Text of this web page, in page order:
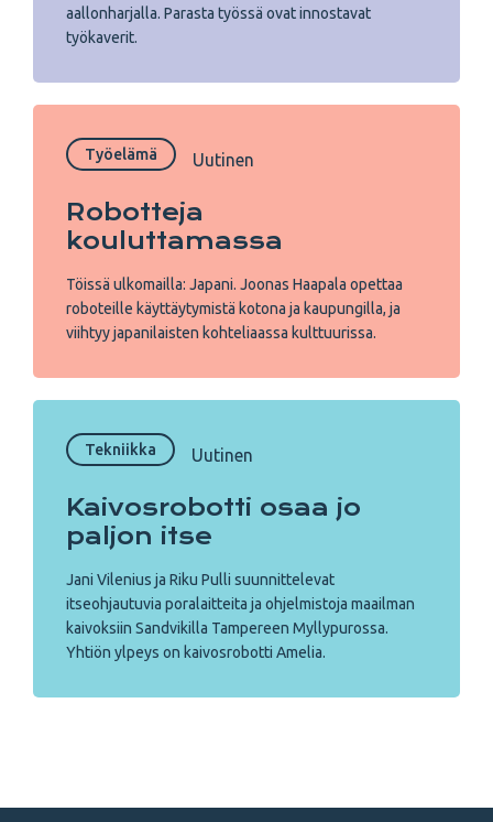
aallonharjalla. Parasta työssä ovat innostavat
työkaverit.
Työelämä Uutinen
Robotteja
kouluttamassa
Töissä ulkomailla: Japani. Joonas Haapala opettaa
roboteille käyttäytymistä kotona ja kaupungilla, ja
viihtyy japanilaisten kohteliaassa kulttuurissa.
Tekniikka Uutinen
Kaivosrobotti osaa jo
paljon itse
Jani Vilenius ja Riku Pulli suunnittelevat
itseohjautuvia poralaitteita ja ohjelmistoja maailman
kaivoksiin Sandvikilla Tampereen Myllypurossa.
Yhtiön ylpeys on kaivosrobotti Amelia.